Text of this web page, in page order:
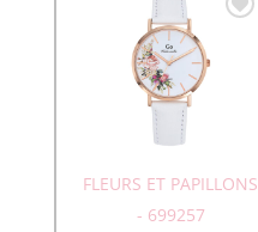
FLEURS ET PAPILLONS
- 699257